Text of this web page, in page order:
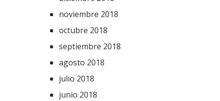
noviembre 2018
octubre 2018
septiembre 2018
agosto 2018
julio 2018
junio 2018